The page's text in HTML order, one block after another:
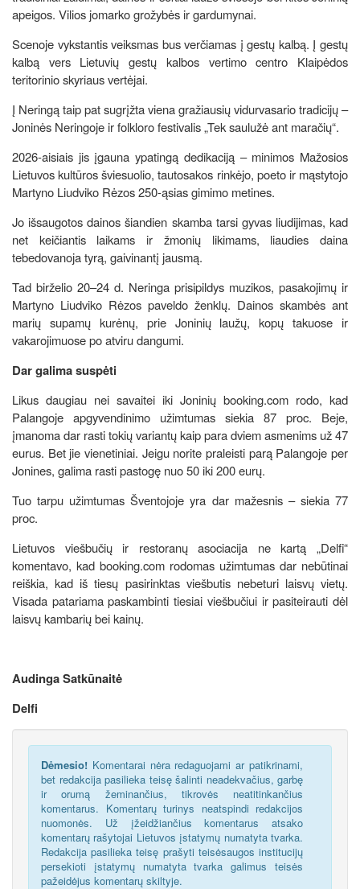
apeigos. Vilios jomarko grožybės ir gardumynai.
Scenoje vykstantis veiksmas bus verčiamas į gestų kalbą. Į gestų
kalbą vers Lietuvių gestų kalbos vertimo centro Klaipėdos
teritorinio skyriaus vertėjai.
Į Neringą taip pat sugrįžta viena gražiausių vidurvasario tradicijų –
Joninės Neringoje ir folkloro festivalis „Tek saulužė ant maračių“.
2026-aisiais jis įgauna ypatingą dedikaciją – minimos Mažosios
Lietuvos kultūros šviesuolio, tautosakos rinkėjo, poeto ir mąstytojo
Martyno Liudviko Rėzos 250-ąsias gimimo metines.
Jo išsaugotos dainos šiandien skamba tarsi gyvas liudijimas, kad
net keičiantis laikams ir žmonių likimams, liaudies daina
tebedovanoja tyrą, gaivinantį jausmą.
Tad birželio 20–24 d. Neringa prisipildys muzikos, pasakojimų ir
Martyno Liudviko Rėzos paveldo ženklų. Dainos skambės ant
marių supamų kurėnų, prie Joninių laužų, kopų takuose ir
vakarojimuose po atviru dangumi.
Dar galima suspėti
Likus daugiau nei savaitei iki Joninių booking.com rodo, kad
Palangoje apgyvendinimo užimtumas siekia 87 proc. Beje,
įmanoma dar rasti tokių variantų kaip para dviem asmenims už 47
eurus. Bet jie vienetiniai. Jeigu norite praleisti parą Palangoje per
Jonines, galima rasti pastogę nuo 50 iki 200 eurų.
Tuo tarpu užimtumas Šventojoje yra dar mažesnis – siekia 77
proc.
Lietuvos viešbučių ir restoranų asociacija ne kartą „Delfi“
komentavo, kad booking.com rodomas užimtumas dar nebūtinai
reiškia, kad iš tiesų pasirinktas viešbutis nebeturi laisvų vietų.
Visada patariama paskambinti tiesiai viešbučiui ir pasiteirauti dėl
laisvų kambarių bei kainų.
Audinga Satkūnaitė
Delfi
Dėmesio! Komentarai nėra redaguojami ar patikrinami,
bet redakcija pasilieka teisę šalinti neadekvačius, garbę
ir orumą žeminančius, tikrovės neatitinkančius
komentarus. Komentarų turinys neatspindi redakcijos
nuomonės. Už įžeidžiančius komentarus atsako
komentarų rašytojai Lietuvos įstatymų numatyta tvarka.
Redakcija pasilieka teisę prašyti teisėsaugos institucijų
persekioti įstatymų numatyta tvarka galimus teisės
pažeidėjus komentarų skiltyje.